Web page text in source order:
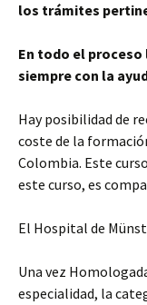
los trámites
En todo el
siempre con la
Hay posibilidad de
coste de la
Colombia. Este
este curso, es
El Hospital de
Una vez
especialidad, la